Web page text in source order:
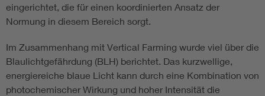
eingerichtet, die für einen koordinierten Ansatz der
Normung in diesem Bereich sorgt.
Im Zusammenhang mit Vertical Farming wurde viel über die
Blaulichtgefährdung (BLH) berichtet. Das kurzwellige,
energiereiche blaue Licht kann durch eine Kombination von
photochemischer Wirkung und hoher Intensität die